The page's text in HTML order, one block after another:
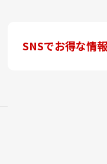
SNSでお得な情